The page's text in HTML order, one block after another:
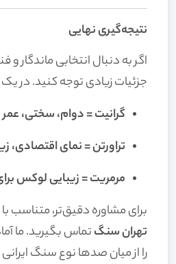
نتیجه‌گیری نهایی
اگر به دنبال انتخابی ماندگار و
جزئیات زیادی توجه کنید. در
گرانیت = دوام، سختی، عمر
تراورتن = نمای اقتصادی،
مرمریت = زیبایی لوکس
برای مشاوره دقیق‌تر، متناسب با
تهران سنگتماس بگیرید. ما
را از میان صدها نوع سنگ